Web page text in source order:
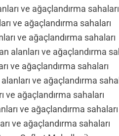
ve ağaçlandırma sahaları
ve ağaçlandırma sahaları
ve ağaçlandırma sahaları
alanları ve ağaçlandırma
ve ağaçlandırma sahaları
ve ağaçlandırma
ve ağaçlandırma sahaları
ve ağaçlandırma sahaları
ve ağaçlandırma sahaları